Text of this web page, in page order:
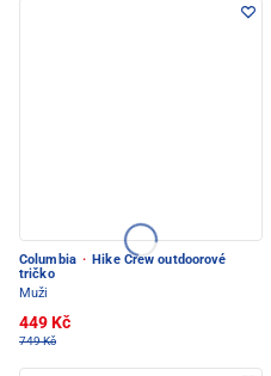
Columbia · Hike Crew outdoorové
tričko
Muži
449 Kč
749 Kč